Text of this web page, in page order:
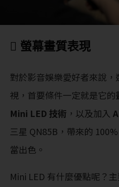
 螢幕畫質表現
對於影音娛樂愛好者來說
視，首要條件一定就是它的
Mini LED 技術 ，以及加入
三星 QN85B，帶來的
當出色。
Mini LED 有什麼優點呢？